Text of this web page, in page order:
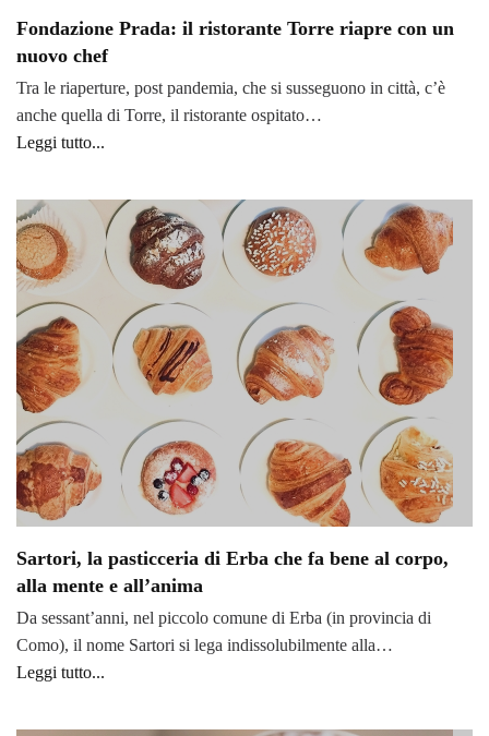
Fondazione Prada: il ristorante Torre riapre con un
nuovo chef
Tra le riaperture, post pandemia, che si susseguono in città, c’è
anche quella di Torre, il ristorante ospitato…
Leggi tutto...
Sartori, la pasticceria di Erba che fa bene al corpo,
alla mente e all’anima
Da sessant’anni, nel piccolo comune di Erba (in provincia di
Como), il nome Sartori si lega indissolubilmente alla…
Leggi tutto...